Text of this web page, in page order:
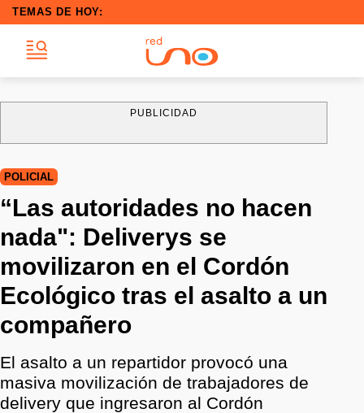
TEMAS DE HOY:
PUBLICIDAD
POLICIAL
“Las autoridades no hacen
nada": Deliverys se
movilizaron en el Cordón
Ecológico tras el asalto a un
compañero
El asalto a un repartidor provocó una
masiva movilización de trabajadores de
delivery que ingresaron al Cordón